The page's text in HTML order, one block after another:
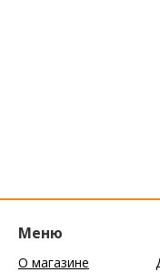
Меню
О магазине